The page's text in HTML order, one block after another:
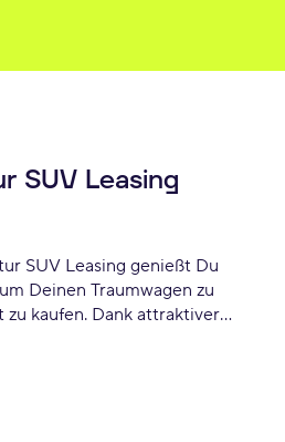
SUV Leasing
SUV Leasing genießt Du
Deinen Traumwagen zu
kaufen. Dank attraktiver